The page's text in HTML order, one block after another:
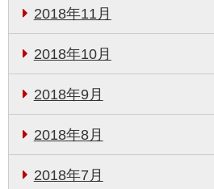
2018年11月
2018年10月
2018年9月
2018年8月
2018年7月